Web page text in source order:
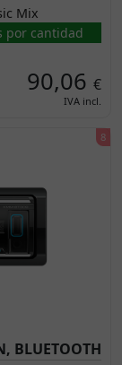
Mix
por cantidad
90,06 €
IVA incl.
BLUETOOTH